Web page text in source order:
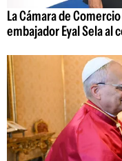
La Cámara de
embajador Eyal Sela al